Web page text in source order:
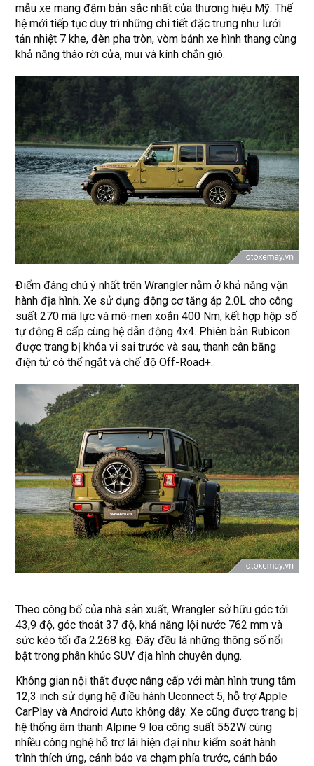
mẫu xe mang đậm bản sắc nhất của thương hiệu Mỹ. Thế
hệ mới tiếp tục duy trì những chi tiết đặc trưng như lưới
tản nhiệt 7 khe, đèn pha tròn, vòm bánh xe hình thang cùng
khả năng tháo rời cửa, mui và kính chắn gió.
Điểm đáng chú ý nhất trên Wrangler nằm ở khả năng vận
hành địa hình. Xe sử dụng động cơ tăng áp 2.0L cho công
suất 270 mã lực và mô-men xoắn 400 Nm, kết hợp hộp số
tự động 8 cấp cùng hệ dẫn động 4x4. Phiên bản Rubicon
được trang bị khóa vi sai trước và sau, thanh cân bằng
điện tử có thể ngắt và chế độ Off-Road+.
Theo công bố của nhà sản xuất, Wrangler sở hữu góc tới
43,9 độ, góc thoát 37 độ, khả năng lội nước 762 mm và
sức kéo tối đa 2.268 kg. Đây đều là những thông số nổi
bật trong phân khúc SUV địa hình chuyên dụng.
Không gian nội thất được nâng cấp với màn hình trung tâm
12,3 inch sử dụng hệ điều hành Uconnect 5, hỗ trợ Apple
CarPlay và Android Auto không dây. Xe cũng được trang bị
hệ thống âm thanh Alpine 9 loa công suất 552W cùng
nhiều công nghệ hỗ trợ lái hiện đại như kiểm soát hành
trình thích ứng, cảnh báo va chạm phía trước, cảnh báo